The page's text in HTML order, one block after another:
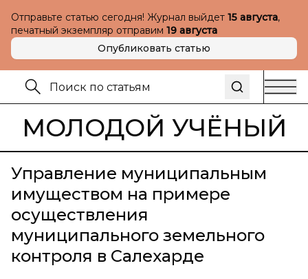
Отправьте статью сегодня! Журнал выйдет 15 августа,
печатный экземпляр отправим 19 августа
Опубликовать статью
МОЛОДОЙ УЧЁНЫЙ
Управление муниципальным
имуществом на примере
осуществления
муниципального земельного
контроля в Салехарде